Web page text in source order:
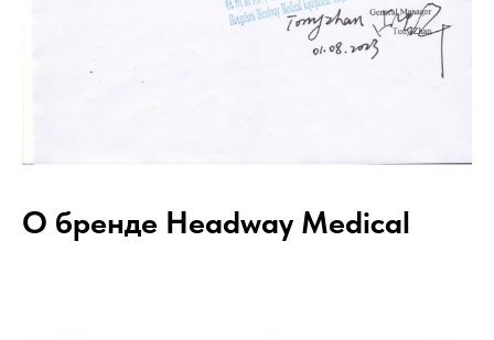
О бренде Headway Medical